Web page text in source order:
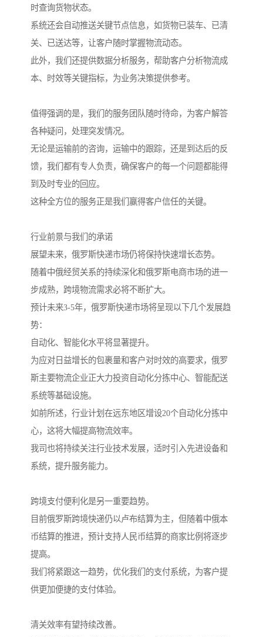
时查询货物状态。
系统还会自动推送关键节点信息，如货物已装车、已清
关、已送达等，让客户随时掌握物流动态。
此外，我们还提供数据分析服务，帮助客户分析物流成
本、时效等关键指标，为业务决策提供参考。
值得强调的是，我们的服务团队随时待命，为客户解答
各种疑问，处理突发情况。
无论是运输前的咨询，运输中的跟踪，还是到达后的反
馈，我们都有专人负责，确保客户的每一个问题都能得
到及时专业的回应。
这种全方位的服务正是我们赢得客户信任的关键。
行业前景与我们的承诺
展望未来，俄罗斯快递市场仍将保持快速增长态势。
随着中俄经贸关系的持续深化和俄罗斯电商市场的进一
步成熟，跨境物流需求必将不断扩大。
预计未来3-5年，俄罗斯快递市场将呈现以下几个发展趋
势：
自动化、智能化水平将显著提升。
为应对日益增长的包裹量和客户对时效的高要求，俄罗
斯主要物流企业正大力投资自动化分拣中心、智能配送
系统等基础设施。
如前所述，行业计划在远东地区增设20个自动化分拣中
心，这将大幅提高物流效率。
我司也将持续关注行业技术发展，适时引入先进设备和
系统，提升服务能力。
跨境支付便利化是另一重要趋势。
目前俄罗斯跨境快递仍以卢布结算为主，但随着中俄本
币结算的推进，预计支持人民币结算的商家比例将逐步
提高。
我们将紧跟这一趋势，优化我们的支付系统，为客户提
供更加便捷的支付体验。
清关效率有望持续改善。